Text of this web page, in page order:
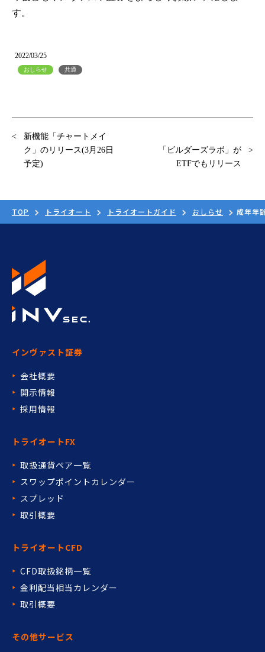
す。
2022/03/25
おしらせ 共通
新機能「チャートメイ
ク」のリリース(3月26日
予定)
「ビルダーズラボ」が
ETFでもリリース
TOP トライオート トライオートガイド おしらせ 成年年
インヴァスト証券
会社概要
開示情報
採用情報
その他サービス
トライオートFX
取扱通貨ペア一覧
スワップポイントカレンダー
スプレッド
取引概要
トライオートCFD
CFD取扱銘柄一覧
金利配当相当カレンダー
取引概要